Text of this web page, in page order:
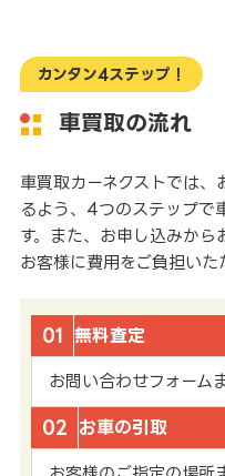
カンタン4ステップ！
車買取の流れ
車買取カーネクストでは
るよう、4つのステップで
す。また、お申し込みから
お客様に費用をご負担いた
01 無料査定
お問い合わせフォーム
02 お車の引取